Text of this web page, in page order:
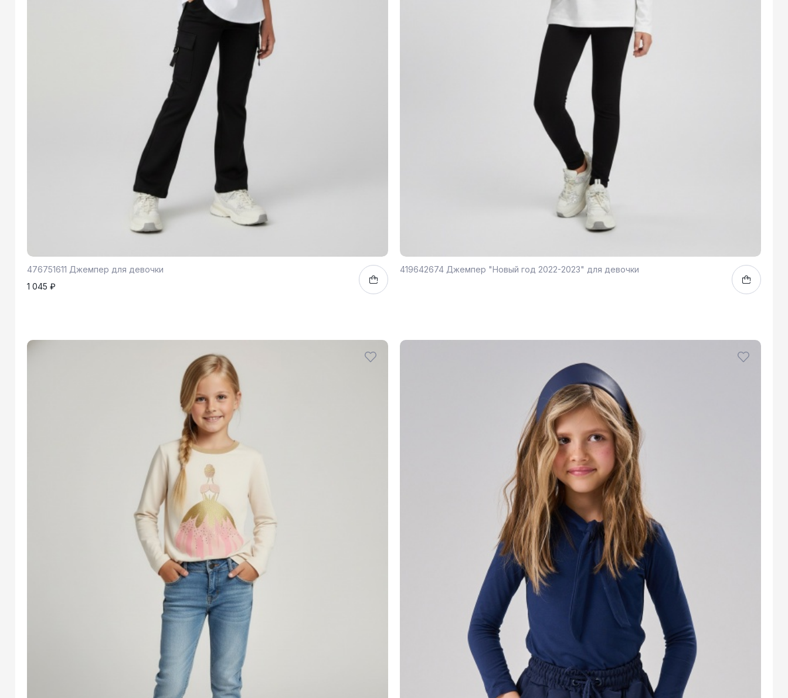
476751611 Джемпер для девочки
1 045 ₽
419642674 Джемпер "Новый год 2022-2023" для девочки